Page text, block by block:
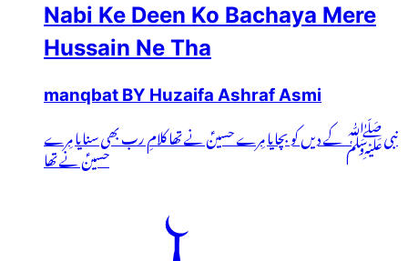
Nabi Ke Deen Ko Bachaya Mere
Hussain Ne Tha
manqbat BY Huzaifa Ashraf Asmi
نبیﷺ کے دیں کو بچایا مِرے حسینؑ نے تھا کلامِ رب بھی سنایا مِرے
حسینؑ نے تھا